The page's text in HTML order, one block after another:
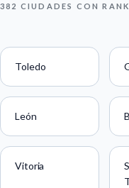
382 CIUDADES CON
Toledo
León
Vitoria